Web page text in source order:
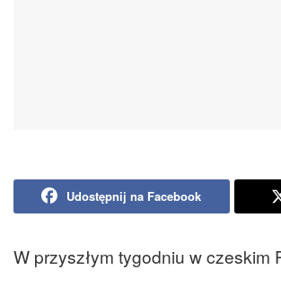
Udostępnij na Facebook
W przyszłym tygodniu w czeskim